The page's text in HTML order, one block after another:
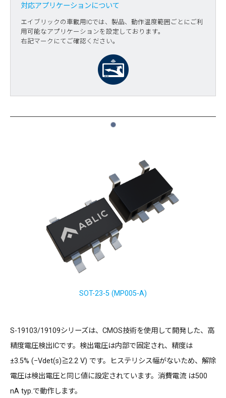
対応アプリケーションについて
エイブリックの車載用ICでは、製品、動作温度範囲ごとにご利
用可能なアプリケーションを設定しております。
右記マークにてご確認ください。
SOT-23-5 (MP005-A)
S-19103/19109シリーズは、CMOS技術を使用して開発した、高
精度電圧検出ICです。検出電圧は内部で固定され、精度は
±3.5% (−Vdet(s)≧2.2 V) です。ヒステリシス幅がないため、解除
電圧は検出電圧と同じ値に設定されています。消費電流 は500
nA typ.で動作します。